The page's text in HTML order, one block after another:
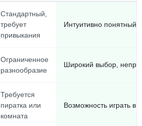
Стандартный,
требует
привыкания
Интуитивно понятный,
Ограниченное
разнообразие
Широкий выбор,
Требуется
пиратка или
комната
Возможность играть в